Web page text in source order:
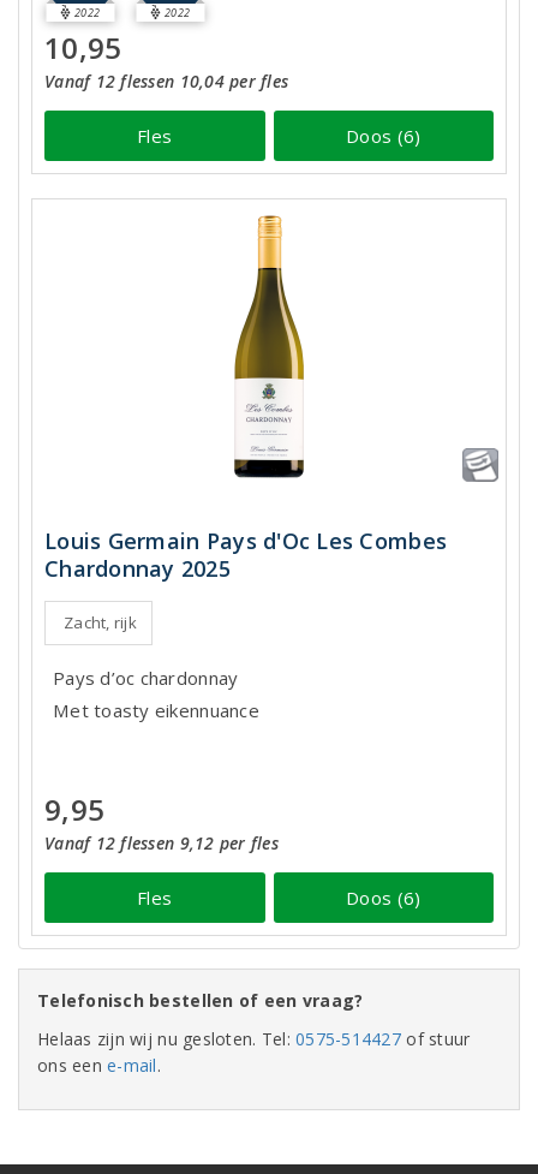
2022 2022
10,95
Vanaf 12 flessen 10,04 per fles
Fles Doos (6)
Louis Germain Pays d'Oc Les Combes
Chardonnay 2025
Zacht, rijk
Pays d’oc chardonnay
Met toasty eikennuance
9,95
Vanaf 12 flessen 9,12 per fles
Fles Doos (6)
Telefonisch bestellen of een vraag?
Helaas zijn wij nu gesloten. Tel:0575-514427 of stuur
ons eene-mail.